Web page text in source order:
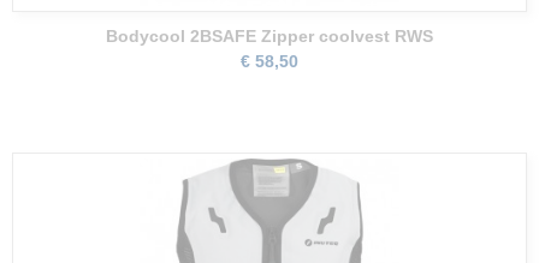
Bodycool 2BSAFE Zipper coolvest RWS
€ 58,50